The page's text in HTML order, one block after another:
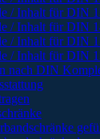
/ Inhalt für DIN
/ Inhalt für DIN
/ Inhalt für DIN
/ Inhalt für DIN
nach DIN